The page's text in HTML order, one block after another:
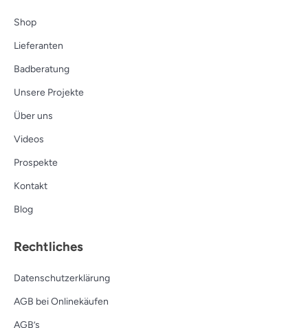
Shop
Lieferanten
Badberatung
Unsere Projekte
Über uns
Videos
Prospekte
Kontakt
Blog
Rechtliches
Datenschutzerklärung
AGB bei Onlinekäufen
AGB’s